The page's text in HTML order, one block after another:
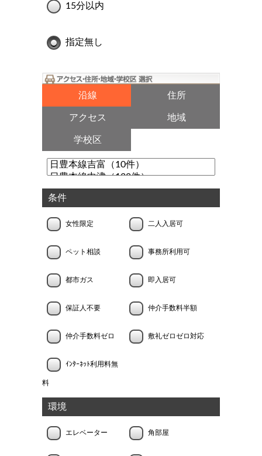
15分以内
指定無し
沿線 住所
アクセス 地域
学校区
条件
女性限定 二人入居可
ペット相談 事務所利用可
都市ガス 即入居可
保証人不要 仲介手数料半額
仲介手数料ゼロ 敷礼ゼロゼロ対応
ｲﾝﾀｰﾈｯﾄ利用料無
料
環境
エレベーター 角部屋